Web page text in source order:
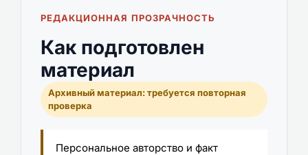
РЕДАКЦИОННАЯ ПРОЗРАЧНОСТЬ
Как подготовлен
материал
Архивный материал: требуется повторная
проверка
Персональное авторство и факт